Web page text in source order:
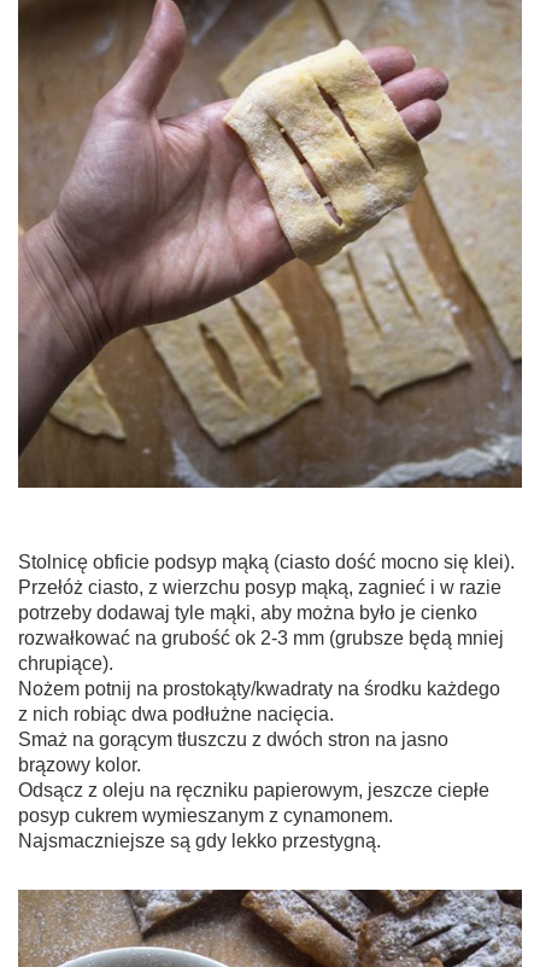
Stolnicę obficie podsyp mąką (ciasto dość mocno się klei).
Przełóż ciasto, z wierzchu posyp mąką, zagnieć i w razie
potrzeby dodawaj tyle mąki, aby można było je cienko
rozwałkować na grubość ok 2-3 mm (grubsze będą mniej
chrupiące).
Nożem potnij na prostokąty/kwadraty na środku każdego
z nich robiąc dwa podłużne nacięcia.
Smaż na gorącym tłuszczu z dwóch stron na jasno
brązowy kolor.
Odsącz z oleju na ręczniku papierowym, jeszcze ciepłe
posyp cukrem wymieszanym z cynamonem.
Najsmaczniejsze są gdy lekko przestygną.